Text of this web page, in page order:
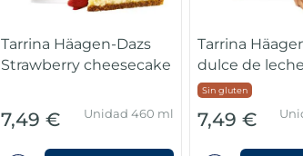
Tarrina Häagen-Dazs
Strawberry cheesecake
7,49 € Unidad 460 ml
Tarrina
dulce de leche
Sin gluten
7,49 €